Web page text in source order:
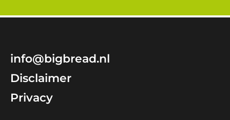
info@bigbread.nl
Disclaimer
Privacy